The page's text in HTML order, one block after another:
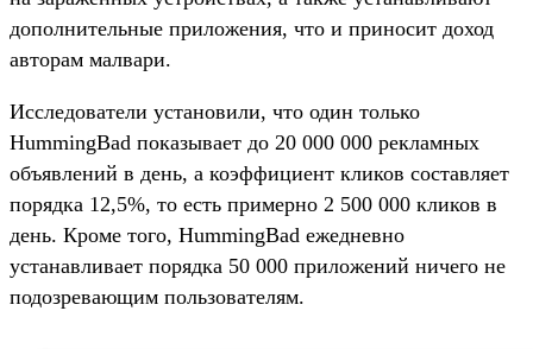
дополнительные приложения, что и приносит доход
авторам малвари.
Исследователи установили, что один только
HummingBad показывает до 20 000 000 рекламных
объявлений в день, а коэффициент кликов составляет
порядка 12,5%, то есть примерно 2 500 000 кликов в
день. Кроме того, HummingBad ежедневно
устанавливает порядка 50 000 приложений ничего не
подозревающим пользователям.